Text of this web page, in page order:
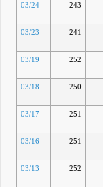
03/24 243
03/23 241
03/19 252
03/18 250
03/17 251
03/16 251
03/13 252